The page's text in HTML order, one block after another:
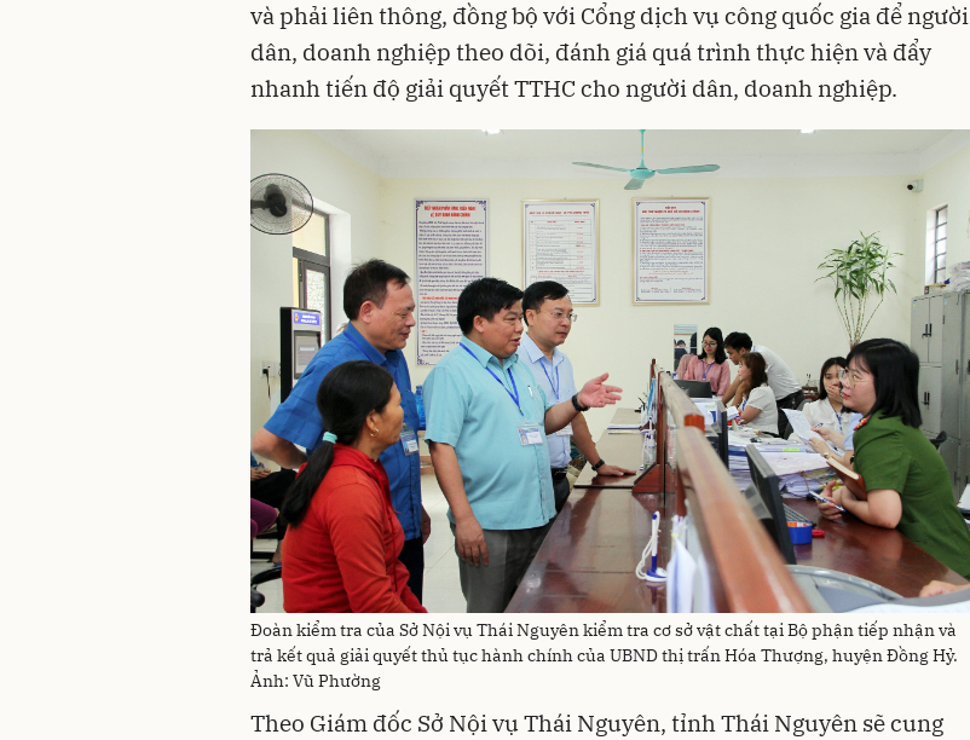
và phải liên thông, đồng bộ với Cổng dịch vụ công quốc gia để người
dân, doanh nghiệp theo dõi, đánh giá quá trình thực hiện và đẩy
nhanh tiến độ giải quyết TTHC cho người dân, doanh nghiệp.
Đoàn kiểm tra của Sở Nội vụ Thái Nguyên kiểm tra cơ sở vật chất tại Bộ phận tiếp nhận và
trả kết quả giải quyết thủ tục hành chính của UBND thị trấn Hóa Thượng, huyện Đồng Hỷ.
Ảnh: Vũ Phường
Theo Giám đốc Sở Nội vụ Thái Nguyên, tỉnh Thái Nguyên sẽ cung